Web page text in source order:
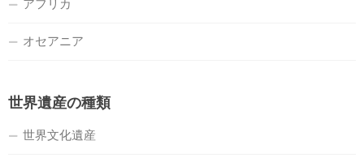
アフリカ
オセアニア
世界遺産の種類
世界文化遺産